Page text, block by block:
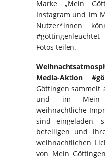
Marke „Mein
Instagram und im
Nutzer*innen
Fotos teilen.
Media-Aktion
Göttingen sammelt
und im Mein
weihnachtliche
sind eingeladen,
beteiligen und
weihnachtlichen
von Mein